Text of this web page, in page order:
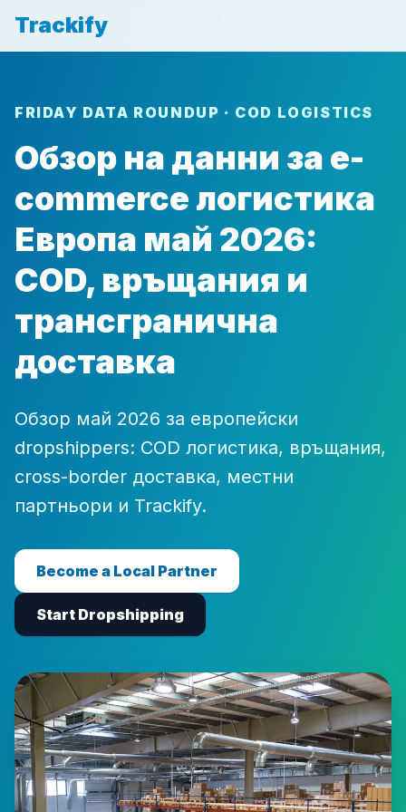
Trackify
FRIDAY DATA ROUNDUP · COD LOGISTICS
Обзор на данни за e-
commerce логистика
Европа май 2026:
COD, връщания и
трансгранична
доставка
Обзор май 2026 за европейски
dropshippers: COD логистика, връщания,
cross-border доставка, местни
партньори и Trackify.
Become a Local Partner
Start Dropshipping